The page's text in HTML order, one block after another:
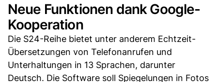
Neue Funktionen dank Google-
Kooperation
Die S24-Reihe bietet unter anderem Echtzeit-
Übersetzungen von Telefonanrufen und
Unterhaltungen in 13 Sprachen, darunter
Deutsch. Die Software soll Spiegelungen in Fotos